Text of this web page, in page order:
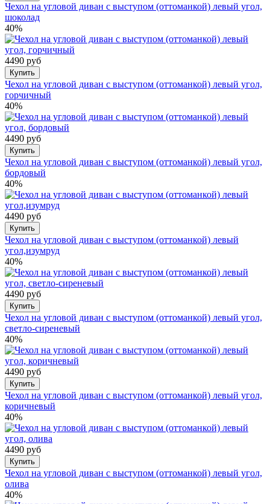
Чехол на угловой диван с выступом (оттоманкой) левый угол,
шоколад
40%
4490 руб
Купить
Чехол на угловой диван с выступом (оттоманкой) левый угол,
горчичный
40%
4490 руб
Купить
Чехол на угловой диван с выступом (оттоманкой) левый угол,
бордовый
40%
4490 руб
Купить
Чехол на угловой диван с выступом (оттоманкой) левый
угол,изумруд
40%
4490 руб
Купить
Чехол на угловой диван с выступом (оттоманкой) левый угол,
светло-сиреневый
40%
4490 руб
Купить
Чехол на угловой диван с выступом (оттоманкой) левый угол,
коричневый
40%
4490 руб
Купить
Чехол на угловой диван с выступом (оттоманкой) левый угол,
олива
40%